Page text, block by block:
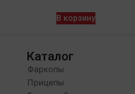
В корзину
Каталог
Фаркопы
Прицепы